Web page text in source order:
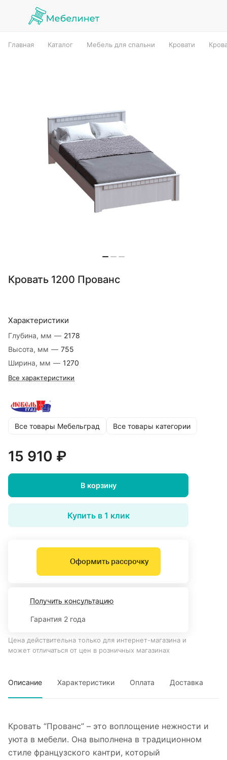
Главная Каталог Мебель для спальни Кровати
Кровать 1200 Прованс
Характеристики
Глубина, мм — 2178
Высота, мм — 755
Ширина, мм — 1270
Все характеристики
Все товары Мебельград Все товары категории
15 910 ₽
В корзину
Купить в 1 клик
Оформить рассрочку
Получить консультацию
Гарантия 2 года
Цена действительна только для интернет-магазина и
может отличаться от цен в розничных магазинах
Описание Характеристики Оплата Доставка
Кровать “Прованс” – это воплощение нежности и
уюта в мебели. Она выполнена в традиционном
стиле французского кантри, который